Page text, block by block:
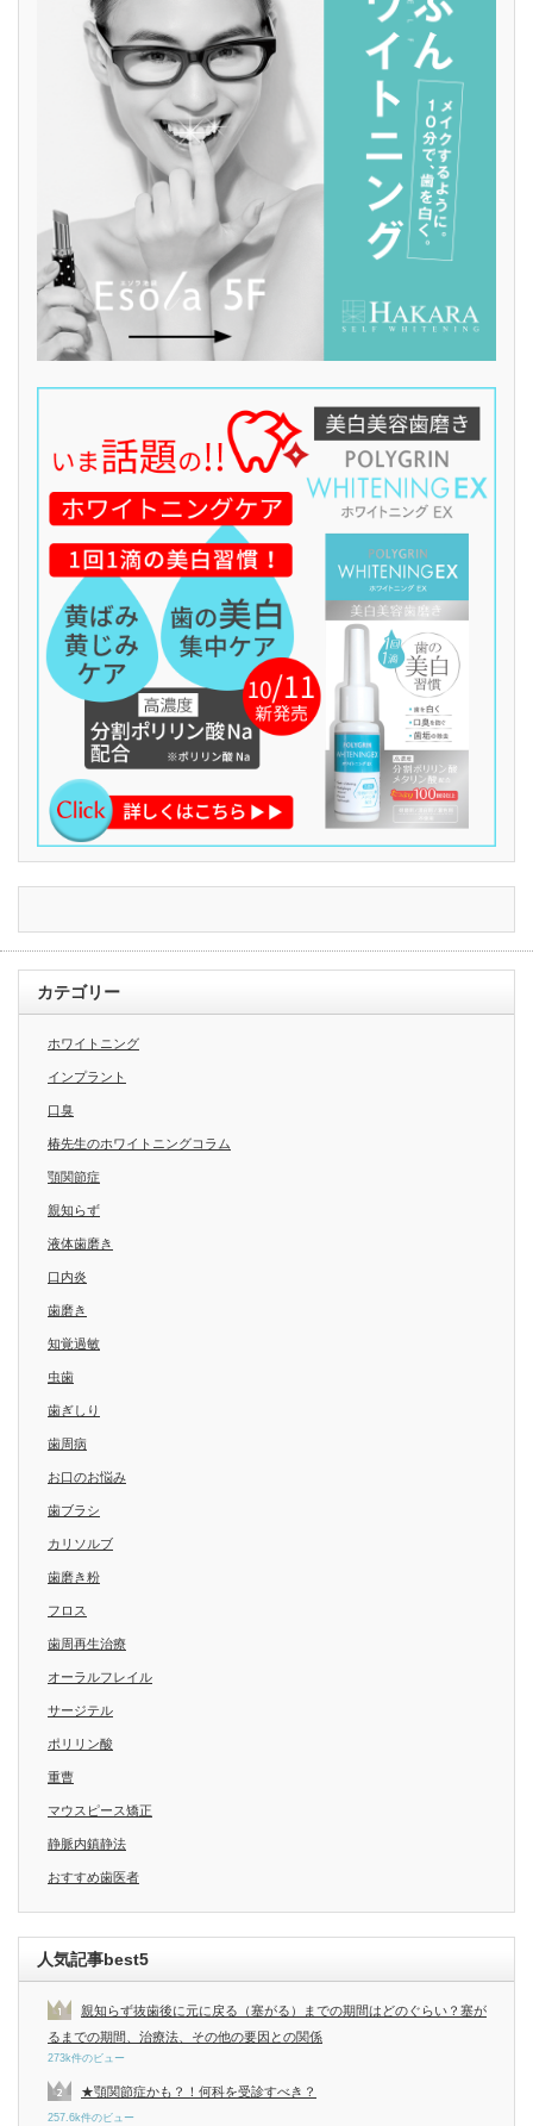
カテゴリー
ホワイトニング
インプラント
口臭
椿先生のホワイトニングコラム
顎関節症
親知らず
液体歯磨き
口内炎
歯磨き
知覚過敏
虫歯
歯ぎしり
歯周病
お口のお悩み
歯ブラシ
カリソルブ
歯磨き粉
フロス
歯周再生治療
オーラルフレイル
サージテル
ポリリン酸
重曹
マウスピース矯正
静脈内鎮静法
おすすめ歯医者
人気記事best5
親知らず抜歯後に元に戻る（塞がる）までの期間はどのぐらい？塞が
るまでの期間、治療法、その他の要因との関係
273k件のビュー
★顎関節症かも？！何科を受診すべき？
257.6k件のビュー